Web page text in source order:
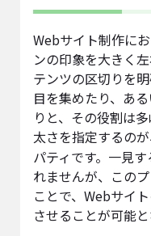
Webサイト制作に
ンの印象を大きく
テンツの区切りを
目を集めたり、あ
りと、その役割は
太さを指定するの
パティです。一見
れませんが、この
ことで、Webサイ
させることが可能と